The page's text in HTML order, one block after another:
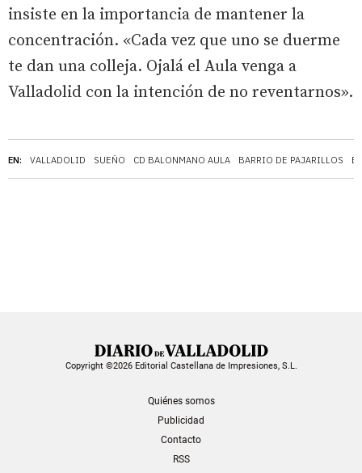
EN: VALLADOLID SUEÑO CD BALONMANO AULA BARRIO DE PAJARILLOS
insiste en la importancia de mantener la
concentración. «Cada vez que uno se duerme
te dan una colleja. Ojalá el Aula venga a
Valladolid con la intención de no reventarnos».
Copyright ©2026 Editorial Castellana de Impresiones, S.L.
Quiénes somos
Publicidad
Contacto
RSS